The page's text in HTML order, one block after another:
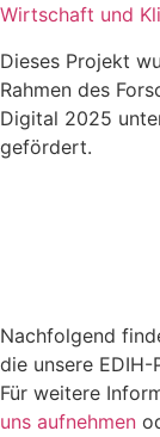
Wirtschaft und
Dieses Projekt
Rahmen des
Digital 2025
gefördert.
Nachfolgend
die unsere
Für weitere
uns aufnehmen